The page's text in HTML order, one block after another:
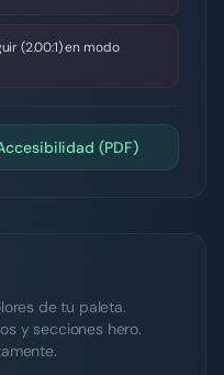
(2.00:1) en modo
(PDF)
de tu paleta.
y secciones hero.